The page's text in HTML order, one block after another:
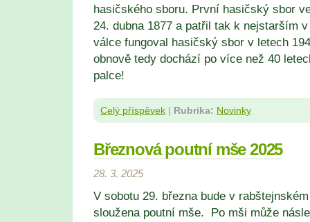
hasičského sboru. První hasičský sbor
24. dubna 1877 a patřil tak k nejstarším
válce fungoval hasičský sbor v letech
obnově tedy dochází po více než 40
palce!
Celý příspěvek | Rubrika: Novinky
Březnová poutní mše 2025
28. 3. 2025
V sobotu 29. březnabude v
sloužena poutní mše. Po mši může